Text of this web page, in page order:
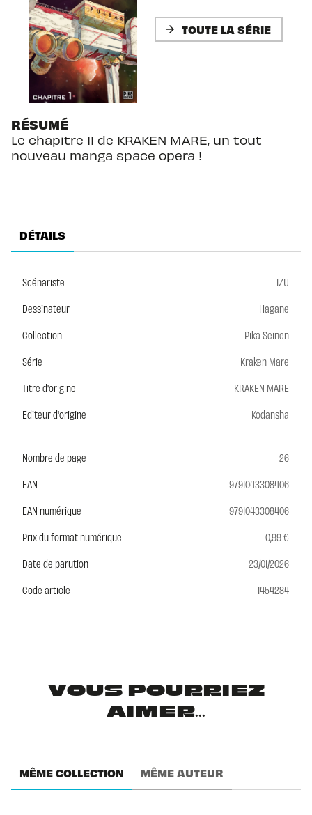
arrow_forward TOUTE LA SÉRIE
RÉSUMÉ
Le chapitre 11 de KRAKEN MARE, un tout
nouveau manga space opera !
DÉTAILS
Scénariste
IZU
Dessinateur
Hagane
Collection
Pika Seinen
Série
Kraken Mare
Titre d'origine
KRAKEN MARE
Editeur d'origine
Kodansha
Nombre de page
26
EAN
9791043308406
EAN numérique
9791043308406
Prix du format numérique
0,99 €
Date de parution
23/01/2026
Code article
1454284
VOUS POURRIEZ
AIMER...
MÊME COLLECTION MÊME AUTEUR